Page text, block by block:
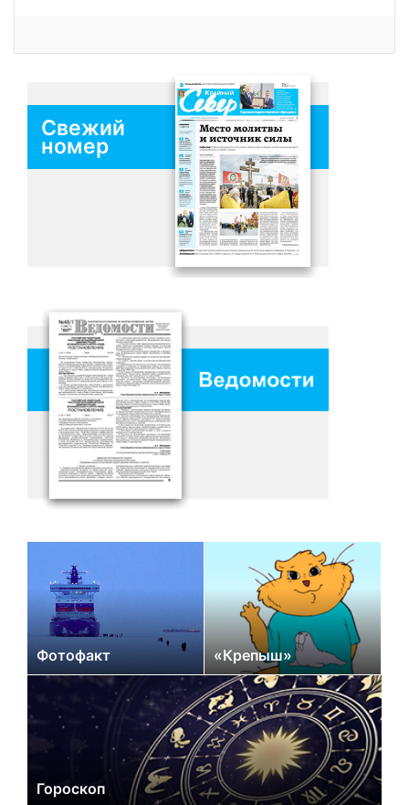
Свежий
номер
Фотофакт «Крепыш»
Гороскоп